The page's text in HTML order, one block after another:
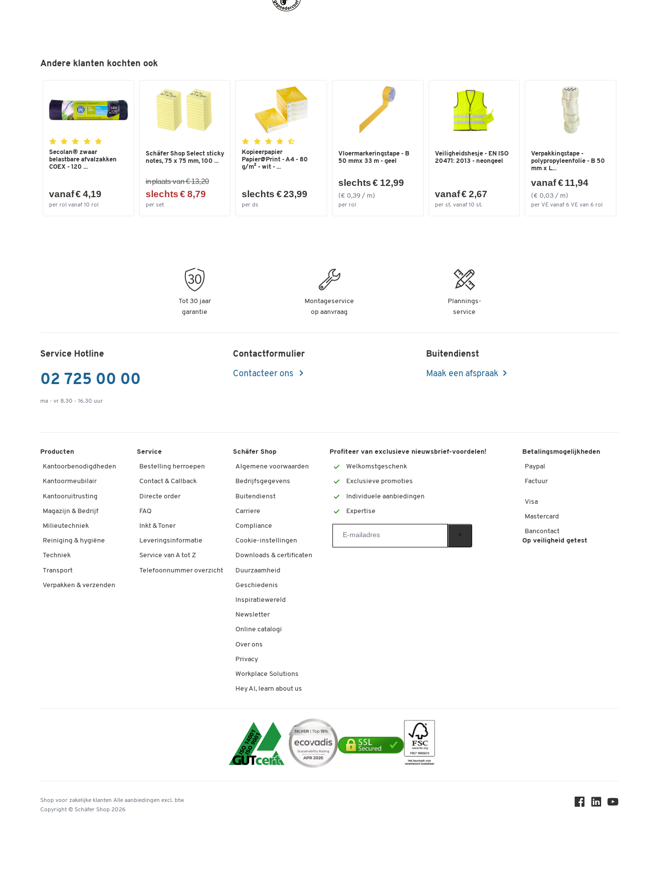
Andere klanten kochten ook
Secolan® zwaar
belastbare afvalzakken
COEX - 120 ...
vanaf € 4,19
per rol vanaf 10 rol
Schäfer Shop Select sticky
notes, 75 x 75 mm, 100 ...
in plaats van € 13,20
slechts € 8,79
per set
Kopieerpapier
Papier@Print - A4 - 80
g/m² - wit - ...
slechts € 23,99
per ds
Vloermarkeringstape - B
50 mmx 33 m - geel
slechts € 12,99
(€ 0,39 / m)
per rol
Veiligheidshesje - EN ISO
20471: 2013 - neongeel
vanaf € 2,67
per st. vanaf 10 st.
Verpakkingstape -
polypropyleenfolie - B 50
mm x L...
vanaf € 11,94
(€ 0,03 / m)
per VE vanaf 6 VE van 6 rol
Tot 30 jaar
garantie
Montageservice
op aanvraag
Plannings-
service
Service Hotline
02 725 00 00
ma - vr 8.30 - 16.30 uur
Contactformulier
Contacteer ons
Buitendienst
Maak een afspraak
Producten
Kantoorbenodigdheden
Kantoormeubilair
Kantooruitrusting
Magazijn & Bedrijf
Milieutechniek
Reiniging & hygiëne
Techniek
Transport
Verpakken & verzenden
Service
Bestelling herroepen
Contact & Callback
Directe order
FAQ
Inkt & Toner
Leveringsinformatie
Service van A tot Z
Telefoonnummer overzicht
Schäfer Shop
Algemene voorwaarden
Bedrijfsgegevens
Buitendienst
Carriere
Compliance
Cookie-instellingen
Downloads & certificaten
Duurzaamheid
Geschiedenis
Inspiratiewereld
Newsletter
Online catalogi
Over ons
Privacy
Workplace Solutions
Hey AI, learn about us
Profiteer van exclusieve nieuwsbrief-voordelen!
Welkomstgeschenk
Exclusieve promoties
Individuele aanbiedingen
Expertise
Betalingsmogelijkheden
Paypal
Factuur
Visa
Mastercard
Bancontact
Op veiligheid getest
Shop voor zakelijke klanten Alle aanbiedingen excl. btw
Copyright © Schäfer Shop 2026